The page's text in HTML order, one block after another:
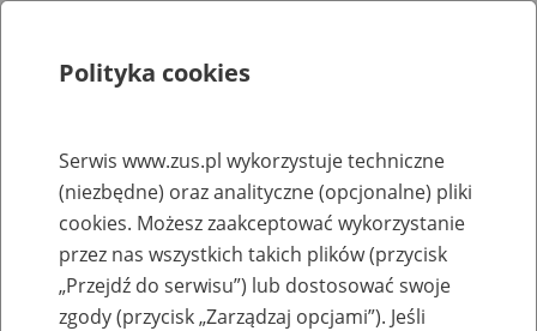
Rejestry, ewidencje i archiwa
Baza zlikwidowanych lub
przekształconych zakładów pracy
Polityka cookies
Serwis www.zus.pl wykorzystuje techniczne
(niezbędne) oraz analityczne (opcjonalne) pliki
cookies. Możesz zaakceptować wykorzystanie
przez nas wszystkich takich plików (przycisk
„Przejdź do serwisu”) lub dostosować swoje
zgody (przycisk „Zarządzaj opcjami”). Jeśli